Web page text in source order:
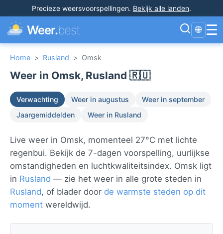
Precieze weersvoorspellingen. Bekijk alle landen.
Weer.best 🌐 ☰
Home > Rusland > Omsk
Weer in Omsk, Rusland 🇷🇺
Verwachting Weer in augustus
Weer in september
Jaargemiddelden
Weer in Rusland
Live weer in Omsk, momenteel 27°C met lichte
regenbui. Bekijk de 7-dagen voorspelling, uurlijkse
omstandigheden en luchtkwaliteitsindex. Omsk ligt
in Rusland — zie het weer in alle grote steden in
Rusland, of blader door de warmste steden op dit
moment wereldwijd.